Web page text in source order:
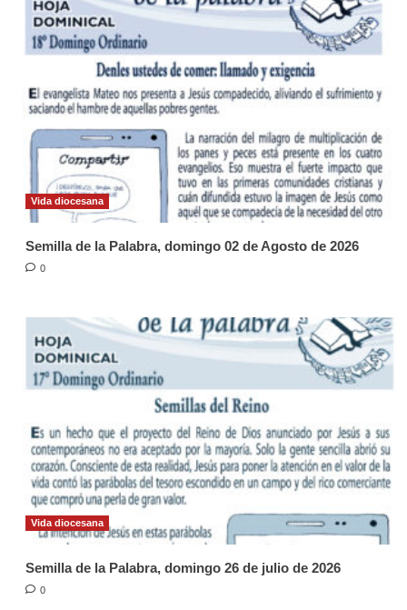
Vida diocesana
Semilla de la Palabra, domingo 02 de Agosto de 2026
0
Vida diocesana
Semilla de la Palabra, domingo 26 de julio de 2026
0